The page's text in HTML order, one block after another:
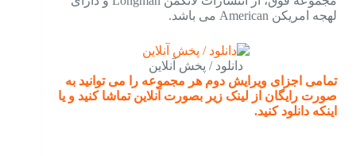
لهجه امریکن American می باشد.
دانلود / پخش آنلاین
تمامی اجزای ویرایش دوم هر مجموعه را می توانید به
صورت رایگان از لینک زیر بصورت آنلاین تماشا کنید و یا
اینکه دانلود کنید.